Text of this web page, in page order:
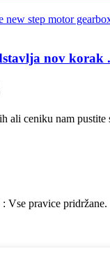
nov korak
ali ceniku nam
Vse pravice pridržane.